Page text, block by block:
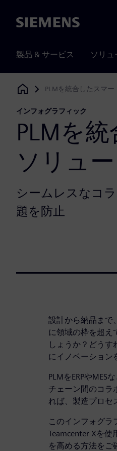
Siemens
製品 & サービス ソリュ
Siemens Digital Industries
PLMを統合したスマ
インフォグラフィック
PLMを
ソリュ
シームレスなコ
題を防止
設計から納品まで
に領域の枠を超え
しょうか？どうす
にイノベーション
PLMをERPやMES
チェーン間のコラ
れば、製造プロセ
このインフォグラ
Teamcenter Xを使
を高める方法をご